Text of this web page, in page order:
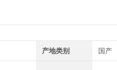
产地类别 国产